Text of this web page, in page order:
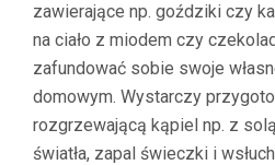
zawierające np. goździki czy
na ciało z miodem czy
zafundować sobie swoje
domowym. Wystarczy
rozgrzewającą kąpiel np. z
światła, zapal świeczki i